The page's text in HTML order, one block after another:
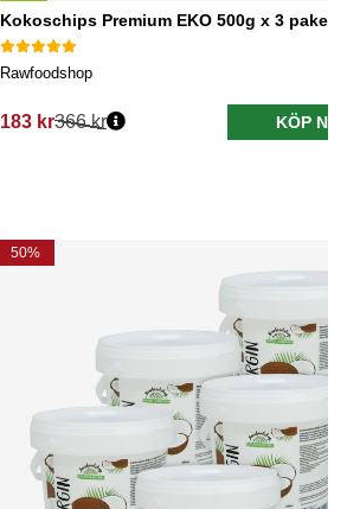
Kokoschips Premium EKO 500g x 3 paket
Rawfoodshop
183 kr366 kr KÖP NU
50%